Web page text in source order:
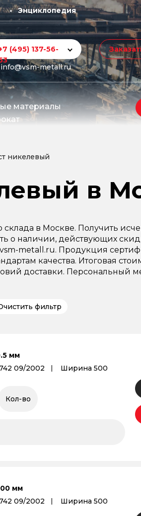
Энциклопедия
(495) 137-56-
info@vsm-metall.ru
материалы
никелевый
в
склада в Москве. Получить
о наличии, действующих
metall.ru. Продукция
качества. Итоговая
доставки. Персональный
фильтр
мм
09/2002 Ширина 500
мм
09/2002 Ширина 500